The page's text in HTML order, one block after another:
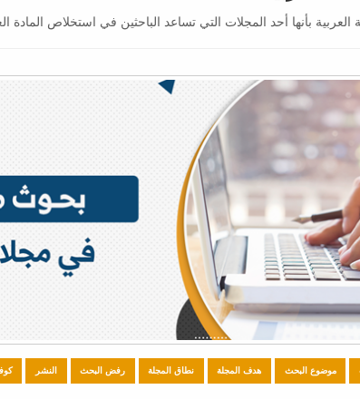
بأنها أحد المجلات التي تساعد الباحثين في استخلاص المادة
موضوع البحث هدف المجلة نطاق المجلة رفض البحث النشر